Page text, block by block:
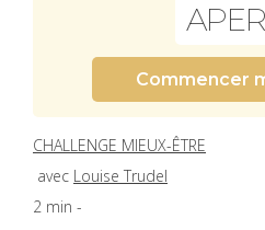
Commencer
CHALLENGE MIEUX-ÊTRE
avec Louise Trudel
2 min -